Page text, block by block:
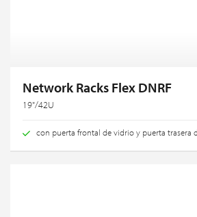
Network Racks Flex DNRF
19"/42U
con puerta frontal de vidrio y puerta trasera